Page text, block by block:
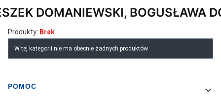
DOMANIEWSKI, BOGUSŁAWA
Produkty: Brak
Lista produktów
W tej kategorii nie ma obecnie żadnych produktów
Linki w stopce
POMOC